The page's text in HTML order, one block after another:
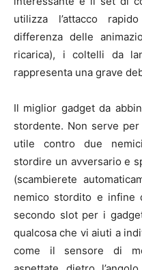
utilizza l’attacco
differenza delle
ricarica), i coltelli da
rappresenta una grave
Il miglior gadget da
stordente. Non serve
utile contro due
stordire un avversario e
(scambierete
nemico stordito e infine
secondo slot per i
qualcosa che vi aiuti a
come il sensore di